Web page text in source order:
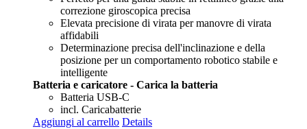
correzione giroscopica precisa
Elevata precisione di virata per manovre di virata
affidabili
Determinazione precisa dell'inclinazione e della
posizione per un comportamento robotico stabile e
intelligente
Batteria e caricatore - Carica la batteria
Batteria USB-C
incl. Caricabatterie
Aggiungi al carrello Details